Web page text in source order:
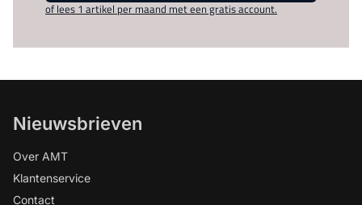
of lees 1 artikel per maand met een gratis account.
Nieuwsbrieven
Over AMT
Klantenservice
Contact